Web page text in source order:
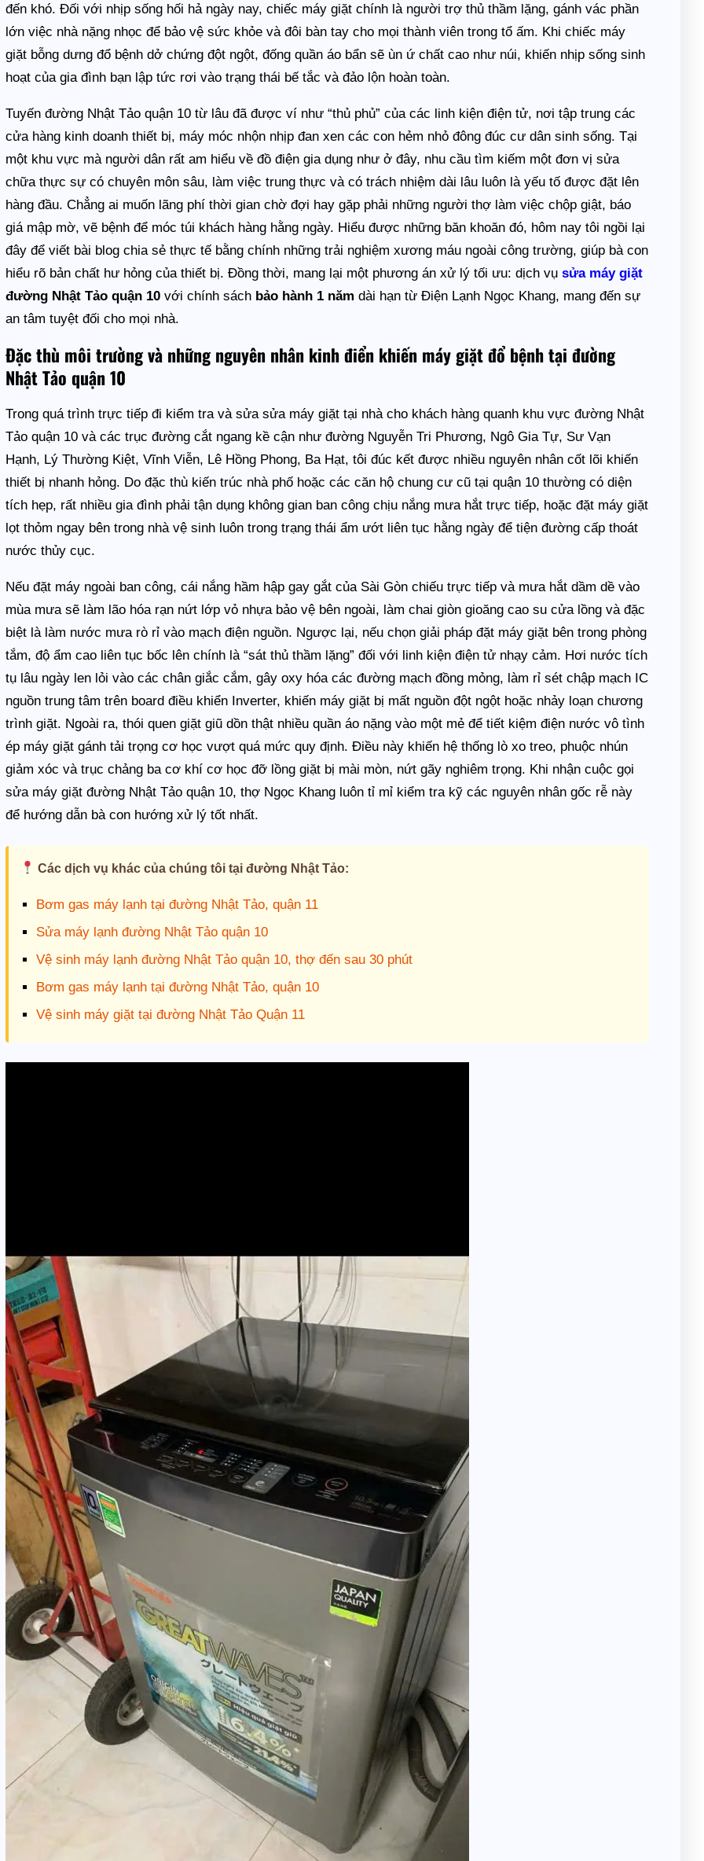
đến khó. Đối với nhịp sống hối hả ngày nay, chiếc máy giặt chính là người trợ thủ thầm lặng, gánh vác phần
lớn việc nhà nặng nhọc để bảo vệ sức khỏe và đôi bàn tay cho mọi thành viên trong tổ ấm. Khi chiếc máy
giặt bỗng dưng đổ bệnh dở chứng đột ngột, đống quần áo bẩn sẽ ùn ứ chất cao như núi, khiến nhịp sống sinh
hoạt của gia đình bạn lập tức rơi vào trạng thái bế tắc và đảo lộn hoàn toàn.
Tuyến đường Nhật Tảo quận 10 từ lâu đã được ví như “thủ phủ” của các linh kiện điện tử, nơi tập trung các
cửa hàng kinh doanh thiết bị, máy móc nhộn nhịp đan xen các con hẻm nhỏ đông đúc cư dân sinh sống. Tại
một khu vực mà người dân rất am hiểu về đồ điện gia dụng như ở đây, nhu cầu tìm kiếm một đơn vị sửa
chữa thực sự có chuyên môn sâu, làm việc trung thực và có trách nhiệm dài lâu luôn là yếu tố được đặt lên
hàng đầu. Chẳng ai muốn lãng phí thời gian chờ đợi hay gặp phải những người thợ làm việc chộp giật, báo
giá mập mờ, vẽ bệnh để móc túi khách hàng hằng ngày. Hiểu được những băn khoăn đó, hôm nay tôi ngồi lại
đây để viết bài blog chia sẻ thực tế bằng chính những trải nghiệm xương máu ngoài công trường, giúp bà con
hiểu rõ bản chất hư hỏng của thiết bị. Đồng thời, mang lại một phương án xử lý tối ưu: dịch vụsửa máy giặt
đường Nhật Tảo quận 10 với chính sách bảo hành 1 năm dài hạn từ Điện Lạnh Ngọc Khang, mang đến sự
an tâm tuyệt đối cho mọi nhà.
Đặc thù môi trường và những nguyên nhân kinh điển khiến máy giặt đổ bệnh tại đường
Nhật Tảo quận 10
Trong quá trình trực tiếp đi kiểm tra và sửa sửa máy giặt tại nhà cho khách hàng quanh khu vực đường Nhật
Tảo quận 10 và các trục đường cắt ngang kề cận như đường Nguyễn Tri Phương, Ngô Gia Tự, Sư Vạn
Hạnh, Lý Thường Kiệt, Vĩnh Viễn, Lê Hồng Phong, Ba Hạt, tôi đúc kết được nhiều nguyên nhân cốt lõi khiến
thiết bị nhanh hỏng. Do đặc thù kiến trúc nhà phố hoặc các căn hộ chung cư cũ tại quận 10 thường có diện
tích hẹp, rất nhiều gia đình phải tận dụng không gian ban công chịu nắng mưa hắt trực tiếp, hoặc đặt máy giặt
lọt thỏm ngay bên trong nhà vệ sinh luôn trong trạng thái ẩm ướt liên tục hằng ngày để tiện đường cấp thoát
nước thủy cục.
Nếu đặt máy ngoài ban công, cái nắng hầm hập gay gắt của Sài Gòn chiếu trực tiếp và mưa hắt dầm dề vào
mùa mưa sẽ làm lão hóa rạn nứt lớp vỏ nhựa bảo vệ bên ngoài, làm chai giòn gioăng cao su cửa lồng và đặc
biệt là làm nước mưa rò rỉ vào mạch điện nguồn. Ngược lại, nếu chọn giải pháp đặt máy giặt bên trong phòng
tắm, độ ẩm cao liên tục bốc lên chính là “sát thủ thầm lặng” đối với linh kiện điện tử nhạy cảm. Hơi nước tích
tụ lâu ngày len lỏi vào các chân giắc cắm, gây oxy hóa các đường mạch đồng mỏng, làm rỉ sét chập mạch IC
nguồn trung tâm trên board điều khiển Inverter, khiến máy giặt bị mất nguồn đột ngột hoặc nhảy loạn chương
trình giặt. Ngoài ra, thói quen giặt giũ dồn thật nhiều quần áo nặng vào một mẻ để tiết kiệm điện nước vô tình
ép máy giặt gánh tải trọng cơ học vượt quá mức quy định. Điều này khiến hệ thống lò xo treo, phuộc nhún
giảm xóc và trục chảng ba cơ khí cơ học đỡ lồng giặt bị mài mòn, nứt gãy nghiêm trọng. Khi nhận cuộc gọi
sửa máy giặt đường Nhật Tảo quận 10, thợ Ngọc Khang luôn tỉ mỉ kiểm tra kỹ các nguyên nhân gốc rễ này
để hướng dẫn bà con hướng xử lý tốt nhất.
Các dịch vụ khác của chúng tôi tại đường Nhật Tảo:
Bơm gas máy lạnh tại đường Nhật Tảo, quận 11
Sửa máy lạnh đường Nhật Tảo quận 10
Vệ sinh máy lạnh đường Nhật Tảo quận 10, thợ đến sau 30 phút
Bơm gas máy lạnh tại đường Nhật Tảo, quận 10
Vệ sinh máy giặt tại đường Nhật Tảo Quận 11